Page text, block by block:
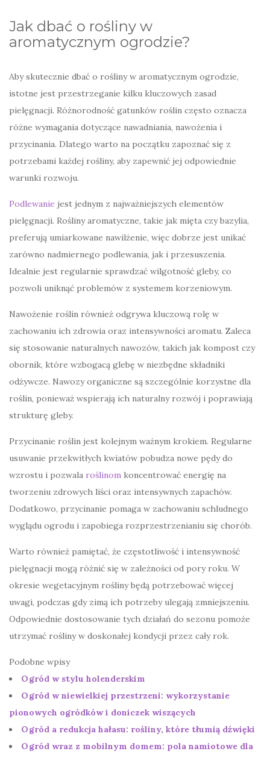
Jak dbać o rośliny w
aromatycznym ogrodzie?
Aby skutecznie dbać o rośliny w aromatycznym ogrodzie,
istotne jest przestrzeganie kilku kluczowych zasad
pielęgnacji. Różnorodność gatunków roślin często oznacza
różne wymagania dotyczące nawadniania, nawożenia i
przycinania. Dlatego warto na początku zapoznać się z
potrzebami każdej rośliny, aby zapewnić jej odpowiednie
warunki rozwoju.
Podlewanie jest jednym z najważniejszych elementów
pielęgnacji. Rośliny aromatyczne, takie jak mięta czy bazylia,
preferują umiarkowane nawilżenie, więc dobrze jest unikać
zarówno nadmiernego podlewania, jak i przesuszenia.
Idealnie jest regularnie sprawdzać wilgotność gleby, co
pozwoli uniknąć problemów z systemem korzeniowym.
Nawożenie roślin również odgrywa kluczową rolę w
zachowaniu ich zdrowia oraz intensywności aromatu. Zaleca
się stosowanie naturalnych nawozów, takich jak kompost czy
obornik, które wzbogacą glebę w niezbędne składniki
odżywcze. Nawozy organiczne są szczególnie korzystne dla
roślin, ponieważ wspierają ich naturalny rozwój i poprawiają
strukturę gleby.
Przycinanie roślin jest kolejnym ważnym krokiem. Regularne
usuwanie przekwitłych kwiatów pobudza nowe pędy do
wzrostu i pozwala roślinom koncentrować energię na
tworzeniu zdrowych liści oraz intensywnych zapachów.
Dodatkowo, przycinanie pomaga w zachowaniu schludnego
wyglądu ogrodu i zapobiega rozprzestrzenianiu się chorób.
Warto również pamiętać, że częstotliwość i intensywność
pielęgnacji mogą różnić się w zależności od pory roku. W
okresie wegetacyjnym rośliny będą potrzebować więcej
uwagi, podczas gdy zimą ich potrzeby ulegają zmniejszeniu.
Odpowiednie dostosowanie tych działań do sezonu pomoże
utrzymać rośliny w doskonałej kondycji przez cały rok.
Podobne wpisy
Ogród w stylu holenderskim
Ogród w niewielkiej przestrzeni: wykorzystanie
pionowych ogródków i doniczek wiszących
Ogród a redukcja hałasu: rośliny, które tłumią dźwięki
Ogród wraz z mobilnym domem: pola namiotowe dla